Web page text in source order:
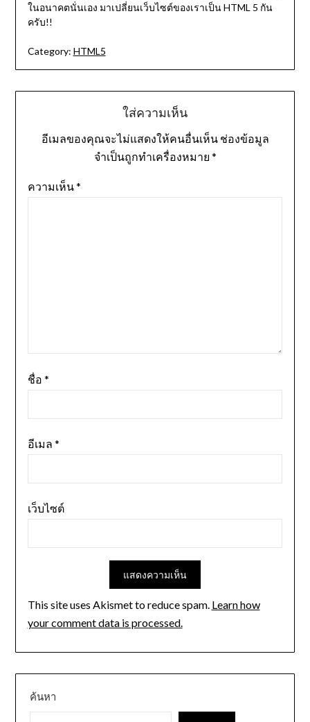
ในอนาคตนั่นเอง มาเปลี่ยนเว็บไซต์ของเราเป็น HTML 5 กัน
ครับ!!
Category: HTML5
ใส่ความเห็น
อีเมลของคุณจะไม่แสดงให้คนอื่นเห็น ช่องข้อมูล
จำเป็นถูกทำเครื่องหมาย *
ความเห็น*
ชื่อ *
อีเมล *
เว็บไซต์
This site uses Akismet to reduce spam. Learn how
your comment data is processed.
ค้นหา